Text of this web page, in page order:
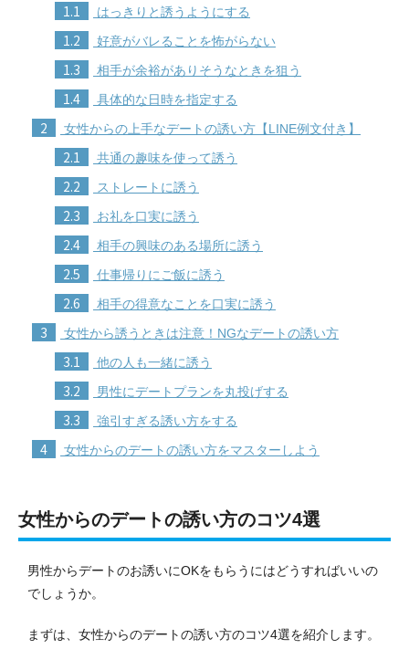
1.1 はっきりと誘うようにする
1.2 好意がバレることを怖がらない
1.3 相手が余裕がありそうなときを狙う
1.4 具体的な日時を指定する
2 女性からの上手なデートの誘い方【LINE例文付き】
2.1 共通の趣味を使って誘う
2.2 ストレートに誘う
2.3 お礼を口実に誘う
2.4 相手の興味のある場所に誘う
2.5 仕事帰りにご飯に誘う
2.6 相手の得意なことを口実に誘う
3 女性から誘うときは注意！NGなデートの誘い方
3.1 他の人も一緒に誘う
3.2 男性にデートプランを丸投げする
3.3 強引すぎる誘い方をする
4 女性からのデートの誘い方をマスターしよう
女性からのデートの誘い方のコツ4選
男性からデートのお誘いにOKをもらうにはどうすればいいの
でしょうか。
まずは、女性からのデートの誘い方のコツ4選を紹介します。